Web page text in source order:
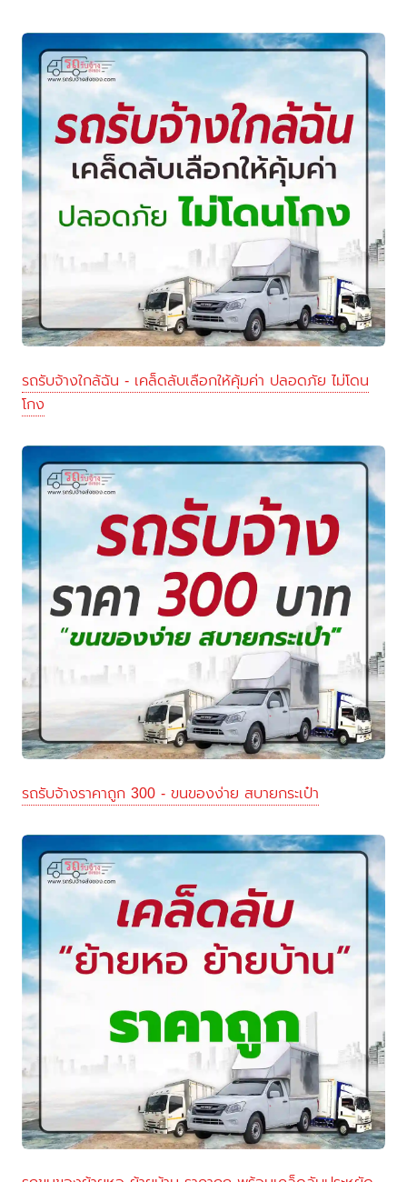
รถรับจ้างใกล้ฉัน - เคล็ดลับเลือกให้คุ้มค่า ปลอดภัย ไม่โดน
โกง
รถรับจ้างราคาถูก 300 - ขนของง่าย สบายกระเป๋า